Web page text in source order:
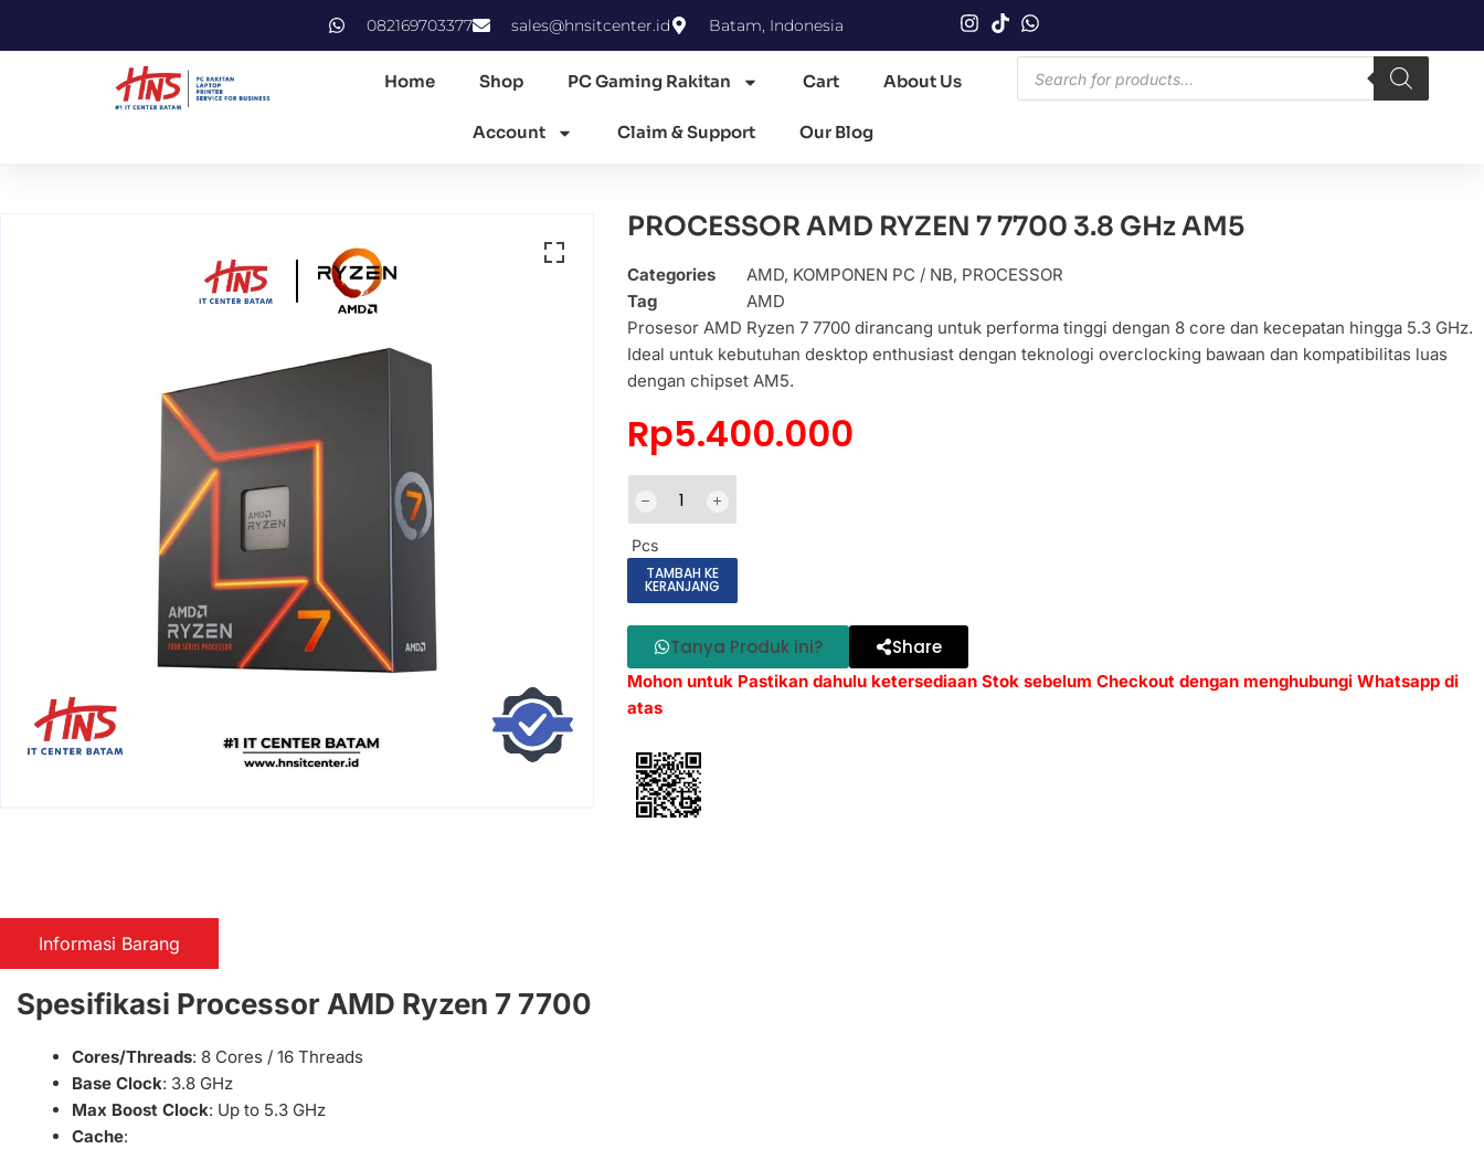
082169703377 sales@hnsitcenter.id Batam, Indonesia
Home Shop PC Gaming Rakitan Cart About Us
Account Claim & Support Our Blog
PROCESSOR AMD RYZEN 7 7700 3.8 GHz AM5
Categories AMD, KOMPONEN PC / NB, PROCESSOR
Tag
AMD
Prosesor AMD Ryzen 7 7700 dirancang untuk performa tinggi dengan 8 core dan kecepatan hingga 5.3 GHz.
Ideal untuk kebutuhan desktop enthusiast dengan teknologi overclocking bawaan dan kompatibilitas luas
dengan chipset AM5.
Rp5.400.000
Pcs
TAMBAH KE
KERANJANG
Tanya Produk ini? Share
Mohon untuk Pastikan dahulu ketersediaan Stok sebelum Checkout dengan menghubungi Whatsapp di
atas
Informasi Barang
Spesifikasi Processor AMD Ryzen 7 7700
Cores/Threads: 8 Cores / 16 Threads
Base Clock: 3.8 GHz
Max Boost Clock: Up to 5.3 GHz
Cache: